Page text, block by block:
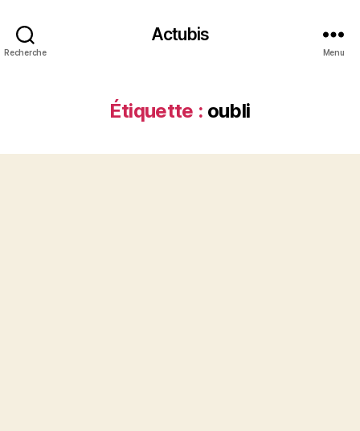
Recherche
Actubis
Menu
Étiquette : oubli